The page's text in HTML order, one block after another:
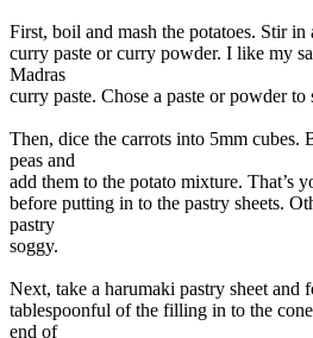
First, boil and mash the potatoes. Stir
curry paste or curry powder. I like my
Madras
curry paste. Chose a paste or powder to
Then, dice the carrots into 5mm cubes.
peas and
add them to the potato mixture. That’s
before putting in to the pastry sheets.
pastry
soggy.
Next, take a harumaki pastry sheet and
tablespoonful of the filling in to the
end of